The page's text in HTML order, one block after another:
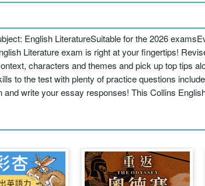
English LiteratureSuitable for the 2026
Literature exam is right at your fingertips!
characters and themes and pick up top tips
to the test with plenty of practice questions
and write your essay responses! This Collins